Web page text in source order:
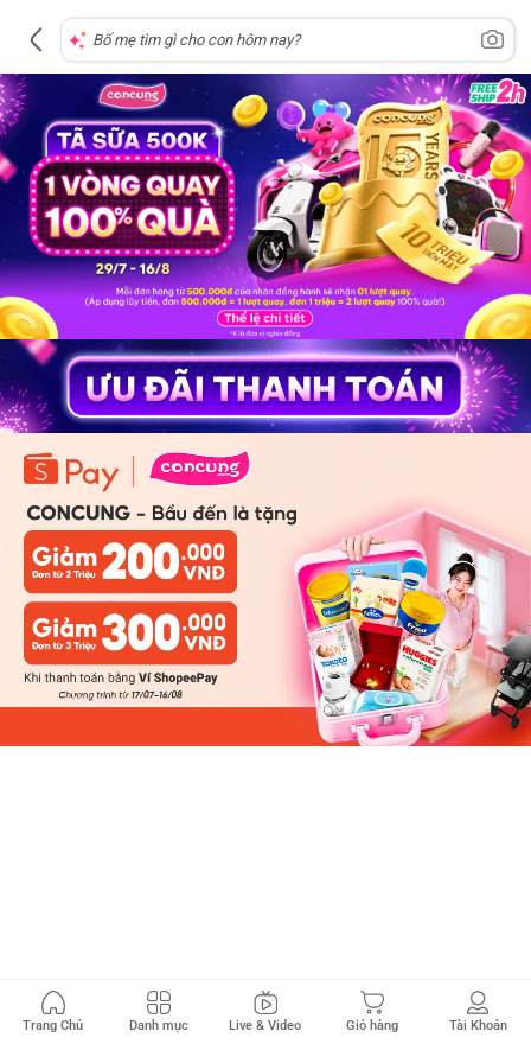
Trang Chủ Danh mục Live & Video Giỏ hàng Tài Khoản